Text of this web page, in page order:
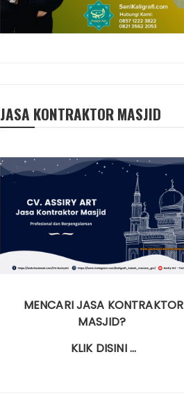
JASA KONTRAKTOR MASJID
MENCARI JASA KONTRAKTOR
MASJID?
KLIK DISINI …